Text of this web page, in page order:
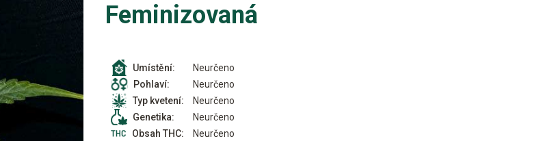
Feminizovaná
Umístění:
Neurčeno
Pohlaví:
Neurčeno
Typ kvetení:
Neurčeno
Genetika:
Neurčeno
Obsah THC:
Neurčeno